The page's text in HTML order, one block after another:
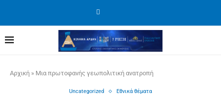
Αρχική » Μια πρωτοφανής γεωπολιτική ανατροπή
Uncategorized Εθνικά θέματα